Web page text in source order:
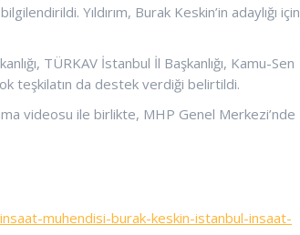
Yıldırım, Burak Keskin’in adaylığı için
TÜRKAV İstanbul İl Başkanlığı, Kamu-Sen
teşkilatın da destek verdiği belirtildi.
videosu ile birlikte, MHP Genel Merkezi’nde
muhendisi-burak-keskin-istanbul-insaat-